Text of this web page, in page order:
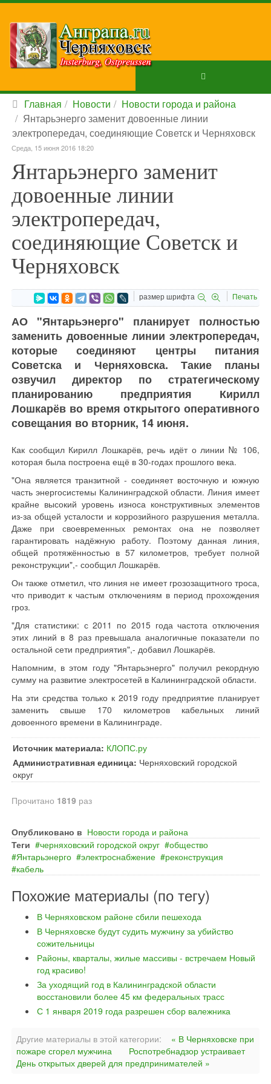
Главная Новости
Новости города и района
Янтарьэнерго заменит довоенные линии
электропередач, соединяющие Советск и Черняховск
Среда, 15 июня 2016 18:20
Янтарьэнерго заменит
довоенные линии
электропередач,
соединяющие Советск и
Черняховск
размер шрифта Печать
АО "Янтарьэнерго" планирует полностью
заменить довоенные линии электропередач,
которые соединяют центры питания
Советска и Черняховска. Такие планы
озвучил директор по стратегическому
планированию предприятия Кирилл
Лошкарёв во время открытого оперативного
совещания во вторник, 14 июня.
Как сообщил Кирилл Лошкарёв, речь идёт о линии № 106,
которая была построена ещё в 30-годах прошлого века.
"Она является транзитной - соединяет восточную и южную
часть энергосистемы Калининградской области. Линия имеет
крайне высокий уровень износа конструктивных элементов
из-за общей усталости и коррозийного разрушения металла.
Даже при своевременных ремонтах она не позволяет
гарантировать надёжную работу. Поэтому данная линия,
общей протяжённостью в 57 километров, требует полной
реконструкции",- сообщил Лошкарёв.
Он также отметил, что линия не имеет грозозащитного троса,
что приводит к частым отключениям в период прохождения
гроз.
"Для статистики: с 2011 по 2015 года частота отключения
этих линий в 8 раз превышала аналогичные показатели по
остальной сети предприятия",- добавил Лошкарёв.
Напомним, в этом году "Янтарьэнерго" получил рекордную
сумму на развитие электросетей в Калининградской области.
На эти средства только к 2019 году предприятие планирует
заменить свыше 170 километров кабельных линий
довоенного времени в Калининграде.
Источник материала: КЛОПС.ру
Административная единица: Черняховский городской
округ
Прочитано 1819 раз
Опубликовано в Новости города и района
Теги
черняховский городской округ
общество
Янтарьэнерго
электроснабжение
реконструкция
кабель
Похожие материалы (по тегу)
В Черняховском районе сбили пешехода
В Черняховске будут судить мужчину за убийство
сожительницы
Районы, кварталы, жилые массивы - встречаем Новый
год красиво!
За уходящий год в Калининградской области
восстановили более 45 км федеральных трасс
С 1 января 2019 года разрешен сбор валежника
Другие материалы в этой категории:
« В Черняховске при
пожаре сгорел мужчина
Роспотребнадзор устраивает
День открытых дверей для предпринимателей »